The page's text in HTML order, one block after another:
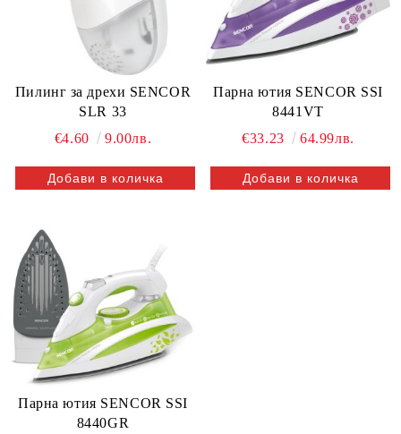
Пилинг за дрехи SENCOR
SLR 33
€4.60
9.00лв.
Парна ютия SENCOR SSI
8441VT
€33.23
64.99лв.
Парна ютия SENCOR SSI
8440GR